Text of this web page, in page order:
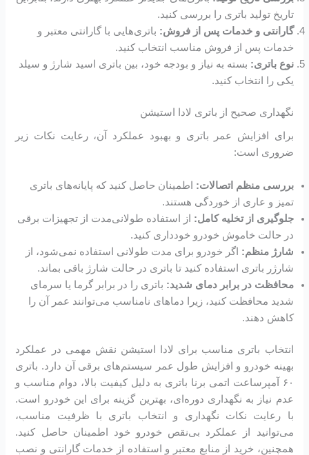
تاریخ تولید باتری را بررسی کنید.
گارانتی و خدمات پس از فروش: باتری‌هایی با گارانتی معتبر و
خدمات پس از فروش مناسب انتخاب کنید.
نوع باتری: بسته به نیاز و بودجه خود، بین باتری اسید شارژ و سیلد
یکی را انتخاب کنید.
نگهداری صحیح از باتری لادا استیشن
برای افزایش عمر باتری و بهبود عملکرد آن، رعایت نکات زیر
ضروری است:
بررسی منظم اتصالات: اطمینان حاصل کنید که پایانه‌های باتری
تمیز و عاری از خوردگی هستند.
جلوگیری از تخلیه کامل: از استفاده طولانی‌مدت از تجهیزات برقی
در حالت خاموش خودرو خودداری کنید.
شارژ منظم: اگر خودرو برای مدت طولانی استفاده نمی‌شود، از
شارژر باتری استفاده کنید تا باتری در حالت شارژ باقی بماند.
محافظت در برابر دمای شدید: باتری را در برابر گرما یا سرمای
شدید محافظت کنید، زیرا دماهای نامناسب می‌توانند عمر آن را
کاهش دهند.
انتخاب باتری مناسب برای لادا استیشن نقش مهمی در عملکرد
بهینه خودرو و افزایش طول عمر سیستم‌های برقی آن دارد. باتری
۶۰ آمپرساعت اتمی برنا باتری به دلیل کیفیت بالا، دوام مناسب و
عدم نیاز به نگهداری دوره‌ای، بهترین گزینه برای این خودرو است.
با رعایت نکات نگهداری و انتخاب باتری با ظرفیت مناسب،
می‌توانید از عملکرد بی‌نقص خودرو خود اطمینان حاصل کنید.
همچنین، خرید از منابع معتبر و استفاده از خدمات گارانتی و نصب